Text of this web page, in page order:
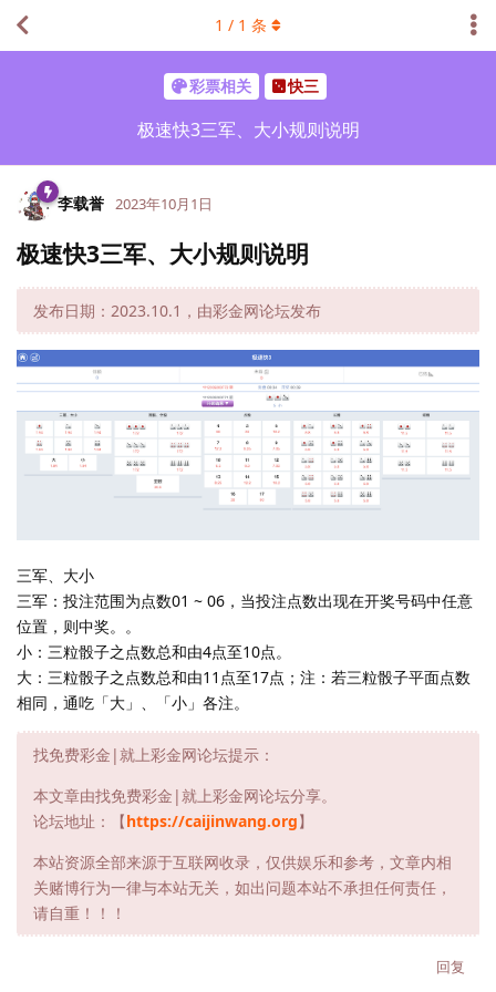
彩票相关 快三
极速快3三军、大小规则说明
1 / 1 条
李载誉 2023年10月1日
极速快3三军、大小规则说明
发布日期：2023.10.1，由彩金网论坛发布
三军、大小
三军：投注范围为点数01 ~ 06，当投注点数出现在开奖号码中任意
位置，则中奖。。
小：三粒骰子之点数总和由4点至10点。
大：三粒骰子之点数总和由11点至17点；注：若三粒骰子平面点数
相同，通吃「大」、「小」各注。
找免费彩金|就上彩金网论坛提示：
本文章由找免费彩金|就上彩金网论坛分享。
论坛地址：【https://caijinwang.org】
本站资源全部来源于互联网收录，仅供娱乐和参考，文章内相
关赌博行为一律与本站无关，如出问题本站不承担任何责任，
请自重！！！
回复